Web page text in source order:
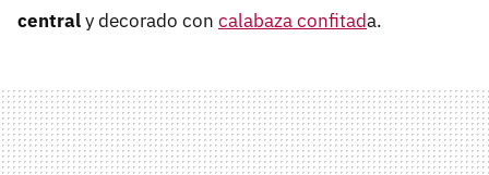
centraly decorado con calabaza confitada.